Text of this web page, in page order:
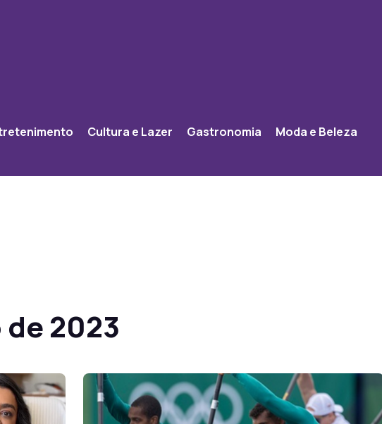
Cultura e Lazer Gastronomia Moda e Beleza
2023